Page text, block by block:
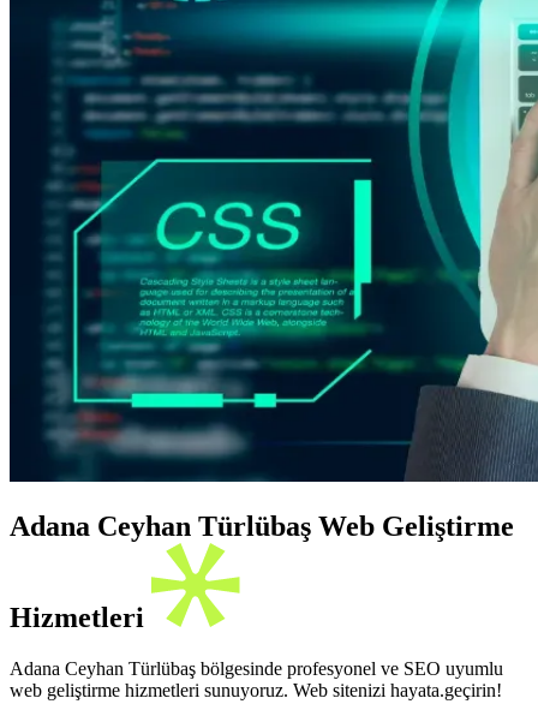
Adana Ceyhan Türlübaş Web Geliştirme
Hizmetleri
Adana Ceyhan Türlübaş bölgesinde profesyonel ve SEO uyumlu
web geliştirme hizmetleri sunuyoruz. Web sitenizi hayata.geçirin!